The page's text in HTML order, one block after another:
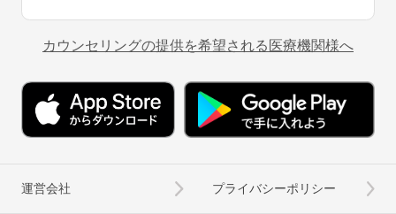
カウンセリングの提供を希望される医療機関様へ
運営会社 プライバシーポリシー